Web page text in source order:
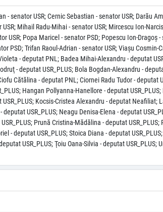
senator USR; Cernic Sebastian - senator USR; Darău
Mihail Radu-Mihai - senator USR; Mircescu Ion-
USR; Popa Maricel - senator PSD; Popescu Ion-
PSD; Trifan Raoul-Adrian - senator USR; Viaşu
- deputat PNL; Badea Mihai-Alexandru - deputat
- deputat USR_PLUS; Bola Bogdan-Alexandru -
Cătălina - deputat PNL; Ciornei Radu Tudor - deputat
Hangan Pollyanna-Hanellore - deputat
Kocsis-Cristea Alexandru - deputat Neafiliat;
USR_PLUS; Neagu Denisa-Elena - deputat
Prună Cristina-Mădălina - deputat
- deputat USR_PLUS; Stoica Diana - deputat
USR_PLUS; Ţoiu Oana-Silvia - deputat